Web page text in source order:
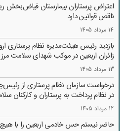
اعتراض پرستاران بیمارستان فیاض‌بخش
ناقص قوانین دارد
14 مرداد 1405
بازدید رئیس هیئت‌مدیره نظام پرستاری
زائران اربعین در موکب شهدای سلامت
13 مرداد 1405
درخواست سازمان نظام پرستاری از
در نظام پرداخت به پرستاران و کارکنان
12 مرداد 1405
حاضر نیستم حس خادمی اربعین را با